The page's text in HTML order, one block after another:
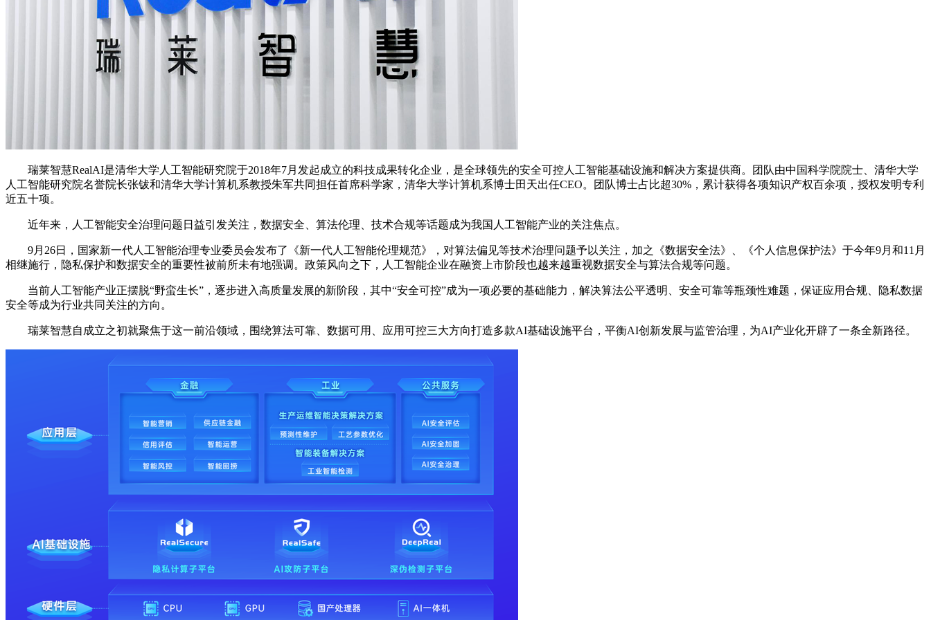
瑞莱智慧RealAI是清华大学人工智能研究院于2018年7月发起成立的科技成果转化企业，是全球领先的安全可控人工智能基础设施和解决方案提供商。团队由中国科学院院士、清华大学
人工智能研究院名誉院长张钹和清华大学计算机系教授朱军共同担任首席科学家，清华大学计算机系博士田天出任CEO。团队博士占比超30%，累计获得各项知识产权百余项，授权发明专利
近五十项。
近年来，人工智能安全治理问题日益引发关注，数据安全、算法伦理、技术合规等话题成为我国人工智能产业的关注焦点。
9月26日，国家新一代人工智能治理专业委员会发布了《新一代人工智能伦理规范》，对算法偏见等技术治理问题予以关注，加之《数据安全法》、《个人信息保护法》于今年9月和11月
相继施行，隐私保护和数据安全的重要性被前所未有地强调。政策风向之下，人工智能企业在融资上市阶段也越来越重视数据安全与算法合规等问题。
当前人工智能产业正摆脱“野蛮生长”，逐步进入高质量发展的新阶段，其中“安全可控”成为一项必要的基础能力，解决算法公平透明、安全可靠等瓶颈性难题，保证应用合规、隐私数据
安全等成为行业共同关注的方向。
瑞莱智慧自成立之初就聚焦于这一前沿领域，围绕算法可靠、数据可用、应用可控三大方向打造多款AI基础设施平台，平衡AI创新发展与监管治理，为AI产业化开辟了一条全新路径。